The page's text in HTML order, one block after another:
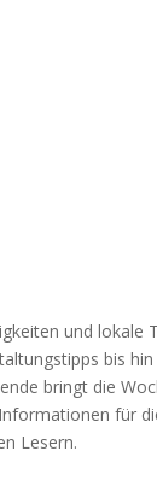
und lokale
bis
bringt die
für
Lesern.